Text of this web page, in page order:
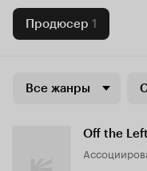
Продюсер 1
Все жанры
Off the